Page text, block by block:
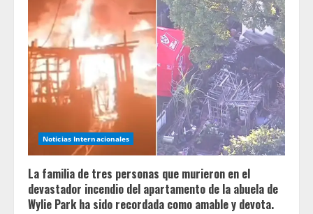
Noticias Internacionales
La familia de tres personas que murieron en el
devastador incendio del apartamento de la abuela de
Wylie Park ha sido recordada como amable y devota.